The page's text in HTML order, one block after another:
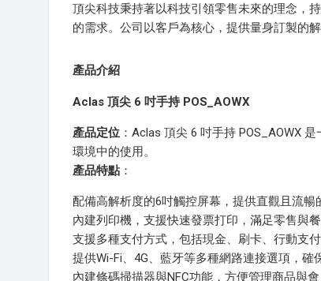
頂尖科技秉持著以科技引領零售未來的理念，
的需求。公司以客戶為核心，提供量身訂製的
產品介紹
Aclas 頂尖 6 吋手持 POS_AOWX
產品定位 ：Aclas 頂尖 6 吋手持 POS_AOWX
環境中的使用。
產品特點 ：
配備高解析度的6吋觸控屏幕，提供直觀且流暢
內建列印機，支援快速發票打印，滿足零售與餐
支援多種支付方式，包括現金、刷卡、行動支
提供Wi-Fi、4G、藍牙等多種網路連接選項，確
內建條碼掃描器與NFC功能，方便管理商品與會